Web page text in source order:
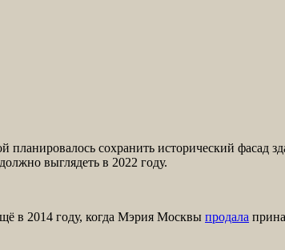
сохранить исторический фасад
выглядеть в 2022 году.
в 2014 году, когда Мэрия Москвы продала